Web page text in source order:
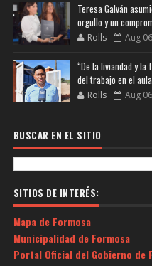
Teresa Galván
orgullo y un
Rolls Aug
“De la liviandad y
del trabajo en el
Rolls Aug
BUSCAR EN EL SITIO
SITIOS DE INTERÉS:
Mapa de Formosa
Municipalidad de Formosa
Portal Oficial del Gobierno de